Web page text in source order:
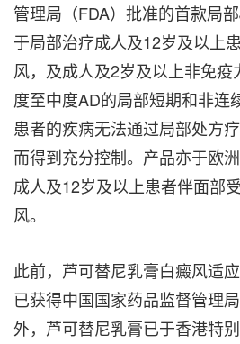
管理局（FDA）批准的首款局
于局部治疗成人及12岁及以上
风，及成人及2岁及以上非免
度至中度AD的局部短期和非连
患者的疾病无法通过局部处方
而得到充分控制。产品亦于欧
成人及12岁及以上患者伴面部
风。
此前，芦可替尼乳膏白癜风适
已获得中国国家药品监督管理
外，芦可替尼乳膏已于香港特